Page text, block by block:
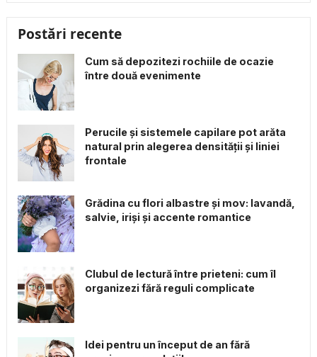
Postări recente
Cum să depozitezi rochiile de ocazie
între două evenimente
Perucile și sistemele capilare pot arăta
natural prin alegerea densității și liniei
frontale
Grădina cu flori albastre și mov: lavandă,
salvie, iriși și accente romantice
Clubul de lectură între prieteni: cum îl
organizezi fără reguli complicate
Idei pentru un început de an fără